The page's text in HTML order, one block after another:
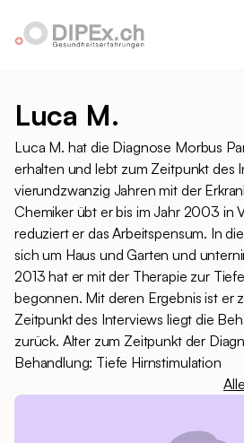
Luca M.
Luca M. hat die Diagnose Morbus
erhalten und lebt zum Zeitpunkt des
vierundzwanzig Jahren mit der
Chemiker übt er bis im Jahr 2003 in
reduziert er das Arbeitspensum. In
sich um Haus und Garten und
2013 hat er mit der Therapie zur
begonnen. Mit deren Ergebnis ist er
Zeitpunkt des Interviews liegt die
zurück. Alter zum Zeitpunkt der
Behandlung: Tiefe Hirnstimulation